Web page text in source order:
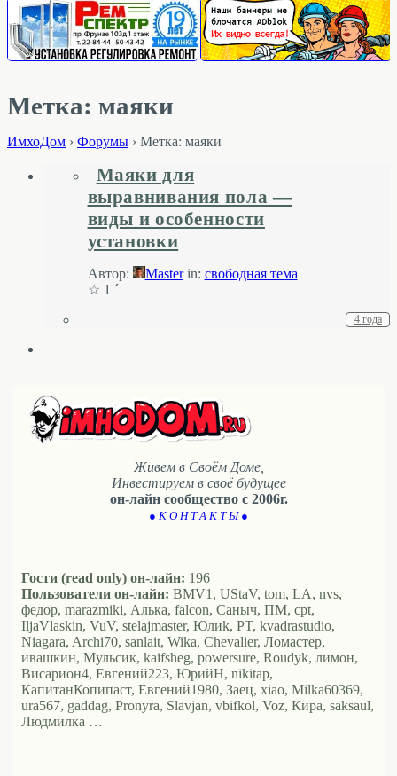
Метка: маяки
ИмхоДом › Форумы › Метка: маяки
Маяки для
выравнивания пола —
виды и особенности
установки
Автор: Master in: свободная тема
☆ 1 ´
4 года
Живем в Своём Доме,
Инвестируем в своё будущее
он-лайн сообщество с 2006г.
● К О Н Т А К Т Ы ●
Гости (read only) он-лайн: 196
Пользователи он-лайн: BMV1, UStaV, tom, LA, nvs,
федор, marazmiki, Алька, falcon, Саныч, ПМ, cpt,
IljaVlaskin, VuV, stelajmaster, Юлиk, PT, kvadrastudio,
Niagara, Archi70, sanlait, Wika, Chevalier, Ломастер,
ивашкин, Мульсик, kaifsheg, powersure, Roudyk, лимон,
Висариoн4, Евгений223, ЮрийН, nikitap,
КапитанКопипаст, Евгений1980, Заец, xiao, Milka60369,
ura567, gaddag, Pronyra, Slavjan, vbifkol, Voz, Кира, saksaul,
Людмилка …